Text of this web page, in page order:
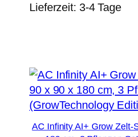
Lieferzeit: 3-4 Tage
AC Infinity AI+ Grow Zelt-